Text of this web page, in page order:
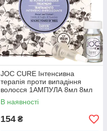
JOC CURE Інтенсивна
терапія проти випадіння
волосся 1АМПУЛА 8мл 8мл
В наявності
154 ₴